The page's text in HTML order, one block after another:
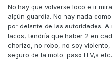
No hay que volverse loco e ir
algún guardia. No hay nada
por delante de las autoridades. A
lados, tendría que haber 2 en
chorizo, no robo, no soy
seguro de la moto, paso ITV,s